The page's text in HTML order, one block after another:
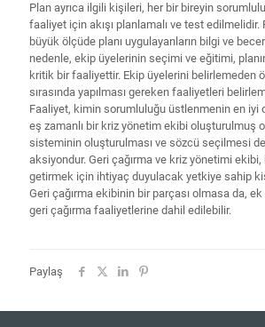
Plan ayrıca ilgili kişileri, her bir bireyin
faaliyet için akışı planlamalı ve test edilmelidir.
büyük ölçüde planı uygulayanların bilgi ve
nedenle, ekip üyelerinin seçimi ve eğitimi,
kritik bir faaliyettir. Ekip üyelerini belirlemeden
sırasında yapılması gereken faaliyetleri
Faaliyet, kimin sorumluluğu üstlenmenin en iyi
eş zamanlı bir kriz yönetim ekibi oluşturulmuş
sisteminin oluşturulması ve sözcü seçilmesi
aksiyondur. Geri çağırma ve kriz yönetimi
getirmek için ihtiyaç duyulacak yetkiye sahip
Geri çağırma ekibinin bir parçası olmasa da,
geri çağırma faaliyetlerine dahil edilebilir.
Paylaş